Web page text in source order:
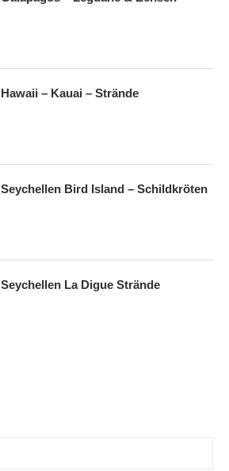
Hawaii – Kauai – Strände
Seychellen Bird Island – Schildkröten
Seychellen La Digue Strände